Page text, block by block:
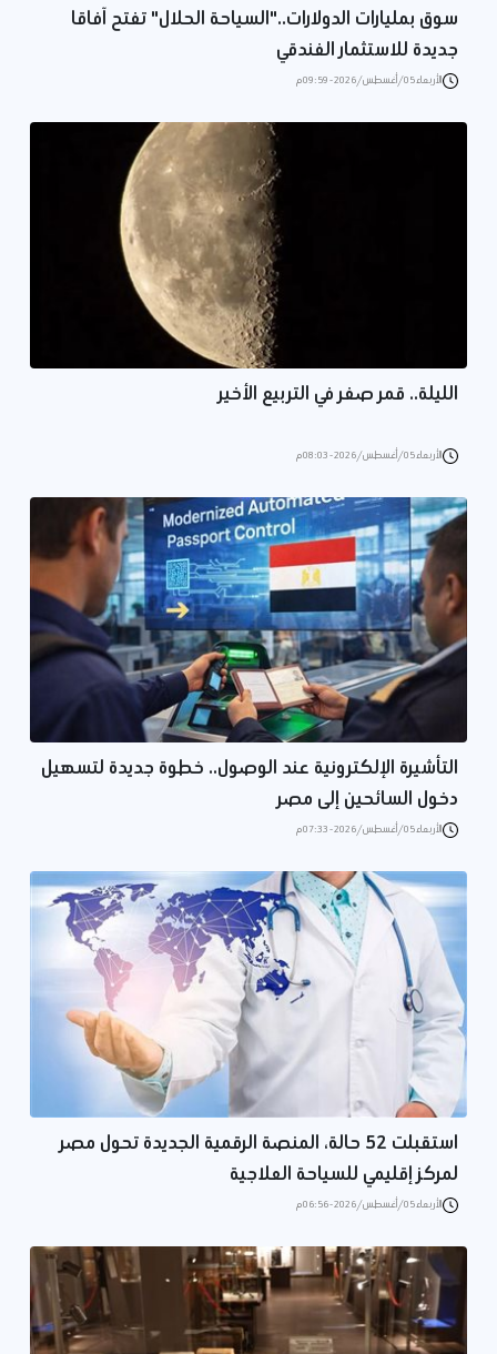
سوق بمليارات الدولارات.."السياحة الحلال" تفتح آفاقا
جديدة للاستثمار الفندقي
الأربعاء 05/أغسطس/2026 - 09:59 م
الليلة.. قمر صفر في التربيع الأخير
الأربعاء 05/أغسطس/2026 - 08:03 م
التأشيرة الإلكترونية عند الوصول.. خطوة جديدة لتسهيل
دخول السائحين إلى مصر
الأربعاء 05/أغسطس/2026 - 07:33 م
استقبلت 52 حالة، المنصة الرقمية الجديدة تحول مصر
لمركز إقليمي للسياحة العلاجية
الأربعاء 05/أغسطس/2026 - 06:56 م